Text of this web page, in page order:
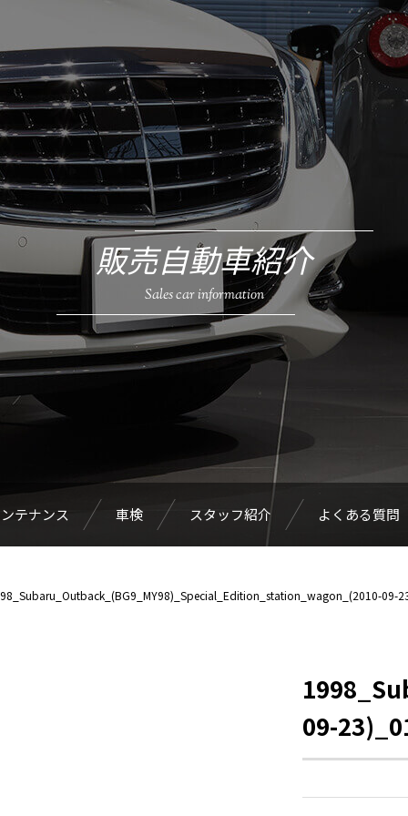
販売自動車紹介
Sales car information
テナンス 車検 スタッフ紹介 よくある質問
09-
09-